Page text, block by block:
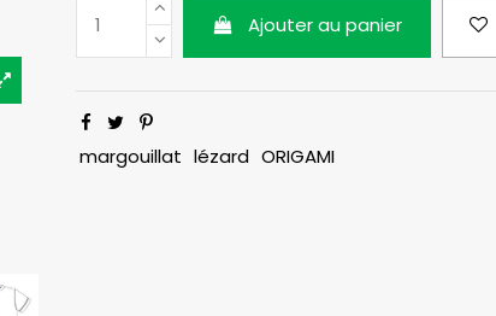
Ajouter au panier
margouillat lézard ORIGAMI